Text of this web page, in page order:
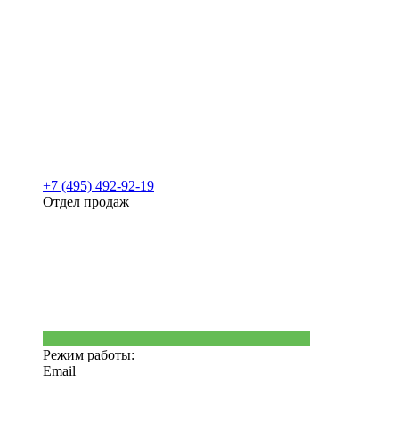
+7 (495) 492-92-19
Отдел продаж
Режим работы:
Email